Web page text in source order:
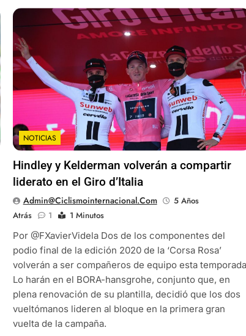
NOTICIAS
Hindley y Kelderman volverán a compartir
liderato en el Giro d’Italia
Admin@ciclismointernacional.com
5 Años
Atrás
1
1 Minutos
Por @FXavierVidela Dos de los componentes del
podio final de la edición 2020 de la ‘Corsa Rosa’
volverán a ser compañeros de equipo esta
Lo harán en el BORA-hansgrohe, conjunto que, en
plena renovación de su plantilla, decidió que los dos
vueltómanos lideren al bloque en la primera gran
vuelta de la campaña.